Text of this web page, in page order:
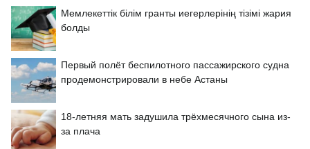
Мемлекеттік білім гранты иегерлерінің тізімі жария
болды
Первый полёт беспилотного пассажирского судна
продемонстрировали в небе Астаны
18-летняя мать задушила трёхмесячного сына из-
за плача